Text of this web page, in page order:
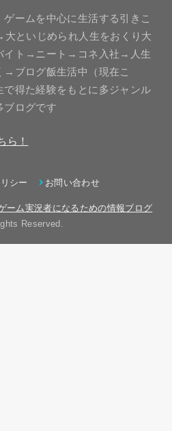
ームを中心に生活する引きこ
といじめられ人生をおくり大
イト→ニート→コネ入社→人生
→ブログ飯生活中（現在こ
で得た経験をもとに多ジャンル
ブログです
ら！
シー お問い合わせ
ーム実況者になるための情報ブログ
Reserved.